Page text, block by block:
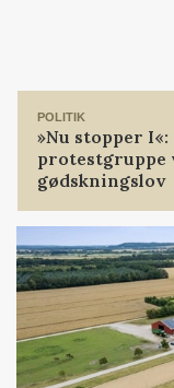
POLITIK
»Nu stopper
protestgruppe
gødskningslov